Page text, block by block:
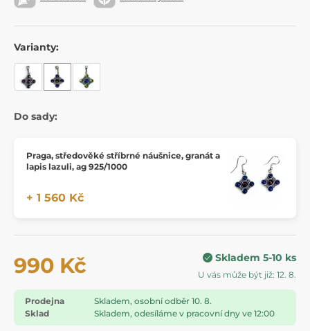
Varianty:
Do sady:
Praga, středověké stříbrné náušnice, granát a
lapis lazuli, ag 925/1000
+ 1 560 Kč
990 Kč Skladem 5-10 ks
U vás může být již: 12. 8.
Prodejna
Skladem, osobní odběr 10. 8.
Sklad
Skladem, odesíláme v pracovní dny ve 12:00